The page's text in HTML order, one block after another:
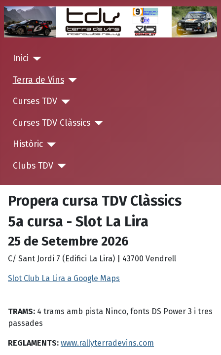
Inici
Terra de Vins
Curses TDV
Curses TDV Clàssics
Històric
Clubs TDV
Propera cursa TDV Clàssics
5a cursa - Slot La Lira
25 de Setembre 2026
C/ Sant Jordi 7 (Edifici La Lira) | 43700 Vendrell
Slot Club La Lira a Google Maps
TRAMS: 4 trams amb pista Ninco, fonts DS Power 3 i tres
passades
REGLAMENTS: www.rallyterradevins.com